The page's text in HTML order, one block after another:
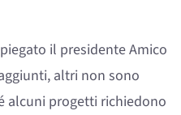
il presidente Amico
altri non sono
alcuni progetti richiedono